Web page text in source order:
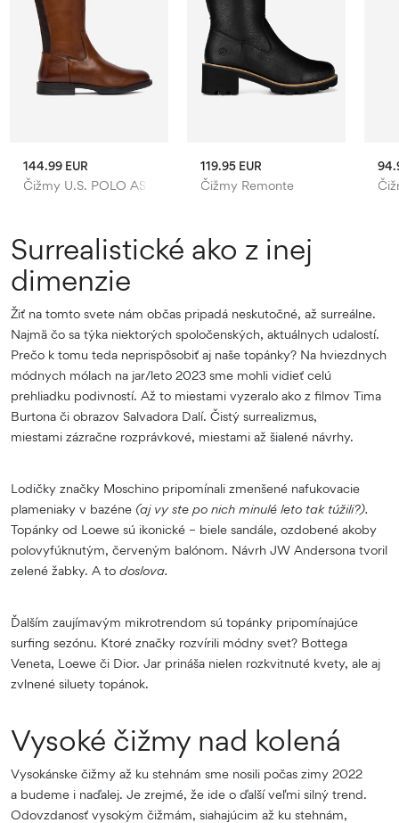
Čižmy U.S. POLO ASSN.
144.99 EUR
Čižmy Remonte
119.95 EUR
Beverly Hills Polo Club
Surrealistické ako z inej
dimenzie
Žiť na tomto svete nám občas pripadá neskutočné, až surreálne.
Najmä čo sa týka niektorých spoločenských, aktuálnych udalostí.
Prečo k tomu teda neprispôsobiť aj naše topánky? Na hviezdnych
módnych mólach na jar/leto 2023 sme mohli vidieť celú
prehliadku podivností. Až to miestami vyzeralo ako z filmov Tima
Burtona či obrazov Salvadora Dalí. Čistý surrealizmus,
miestami zázračne rozprávkové, miestami až šialené návrhy.
Lodičky značky Moschino pripomínali zmenšené nafukovacie
plameniaky v bazéne (aj vy ste po nich minulé leto tak túžili?).
Topánky od Loewe sú ikonické – biele sandále, ozdobené akoby
polovyfúknutým, červeným balónom. Návrh JW Andersona tvoril
zelené žabky. A to doslova.
Ďalším zaujímavým mikrotrendom sú topánky pripomínajúce
surfing sezónu. Ktoré značky rozvírili módny svet? Bottega
Veneta, Loewe či Dior. Jar prináša nielen rozkvitnuté kvety, ale aj
zvlnené siluety topánok.
Vysoké čižmy nad kolená
Vysokánske čižmy až ku stehnám sme nosili počas zimy 2022
a budeme i naďalej. Je zrejmé, že ide o ďalší veľmi silný trend.
Odovzdanosť vysokým čižmám, siahajúcim až ku stehnám,